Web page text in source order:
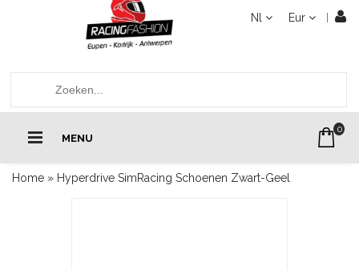
Nl Eur
MENU
0
Home » Hyperdrive SimRacing Schoenen Zwart-Geel